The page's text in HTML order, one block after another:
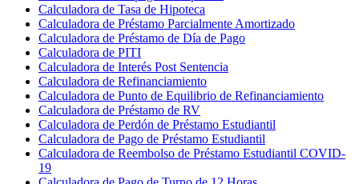
Calculadora de Tasa de Hipoteca
Calculadora de Préstamo Parcialmente Amortizado
Calculadora de Préstamo de Día de Pago
Calculadora de PITI
Calculadora de Interés Post Sentencia
Calculadora de Refinanciamiento
Calculadora de Punto de Equilibrio de Refinanciamiento
Calculadora de Préstamo de RV
Calculadora de Perdón de Préstamo Estudiantil
Calculadora de Pago de Préstamo Estudiantil
Calculadora de Reembolso de Préstamo Estudiantil COVID-
19